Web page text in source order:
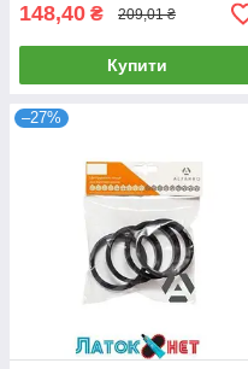
148,40 ₴ 209,01 ₴
Купити
–27%